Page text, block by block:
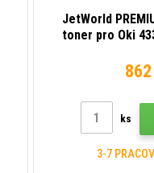
JetWorld
toner pro Oki
ks
3-7